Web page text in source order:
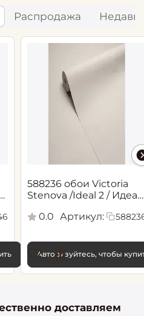
Распродажа
588236 обои Victoria
Stenova /Ideal 2 / Идеал
0.0
Артикул:
Авторизуйтесь, чтобы
доставляем